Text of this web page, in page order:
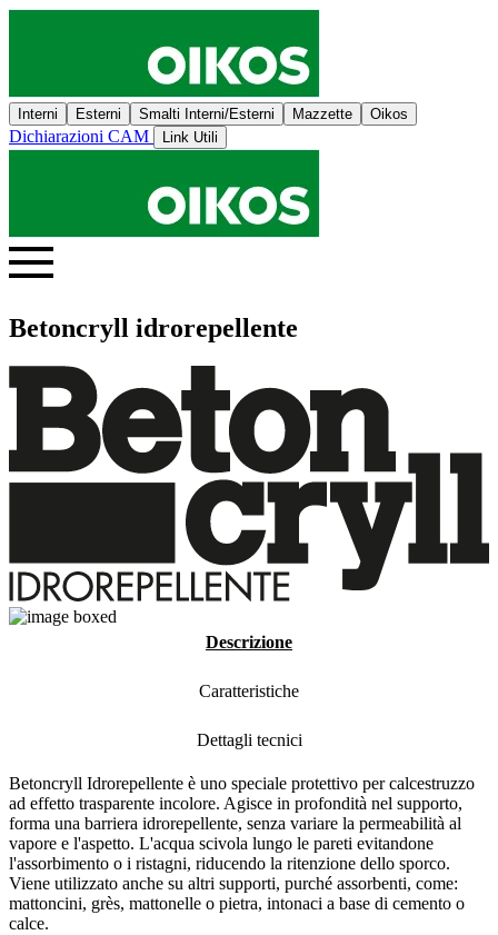
Interni Esterni Smalti Interni/Esterni Mazzette Oikos
Dichiarazioni CAM Link Utili
Betoncryll idrorepellente
Descrizione
Caratteristiche
Dettagli tecnici
Betoncryll Idrorepellente è uno speciale protettivo per calcestruzzo
ad effetto trasparente incolore. Agisce in profondità nel supporto,
forma una barriera idrorepellente, senza variare la permeabilità al
vapore e l'aspetto. L'acqua scivola lungo le pareti evitandone
l'assorbimento o i ristagni, riducendo la ritenzione dello sporco.
Viene utilizzato anche su altri supporti, purché assorbenti, come:
mattoncini, grès, mattonelle o pietra, intonaci a base di cemento o
calce.